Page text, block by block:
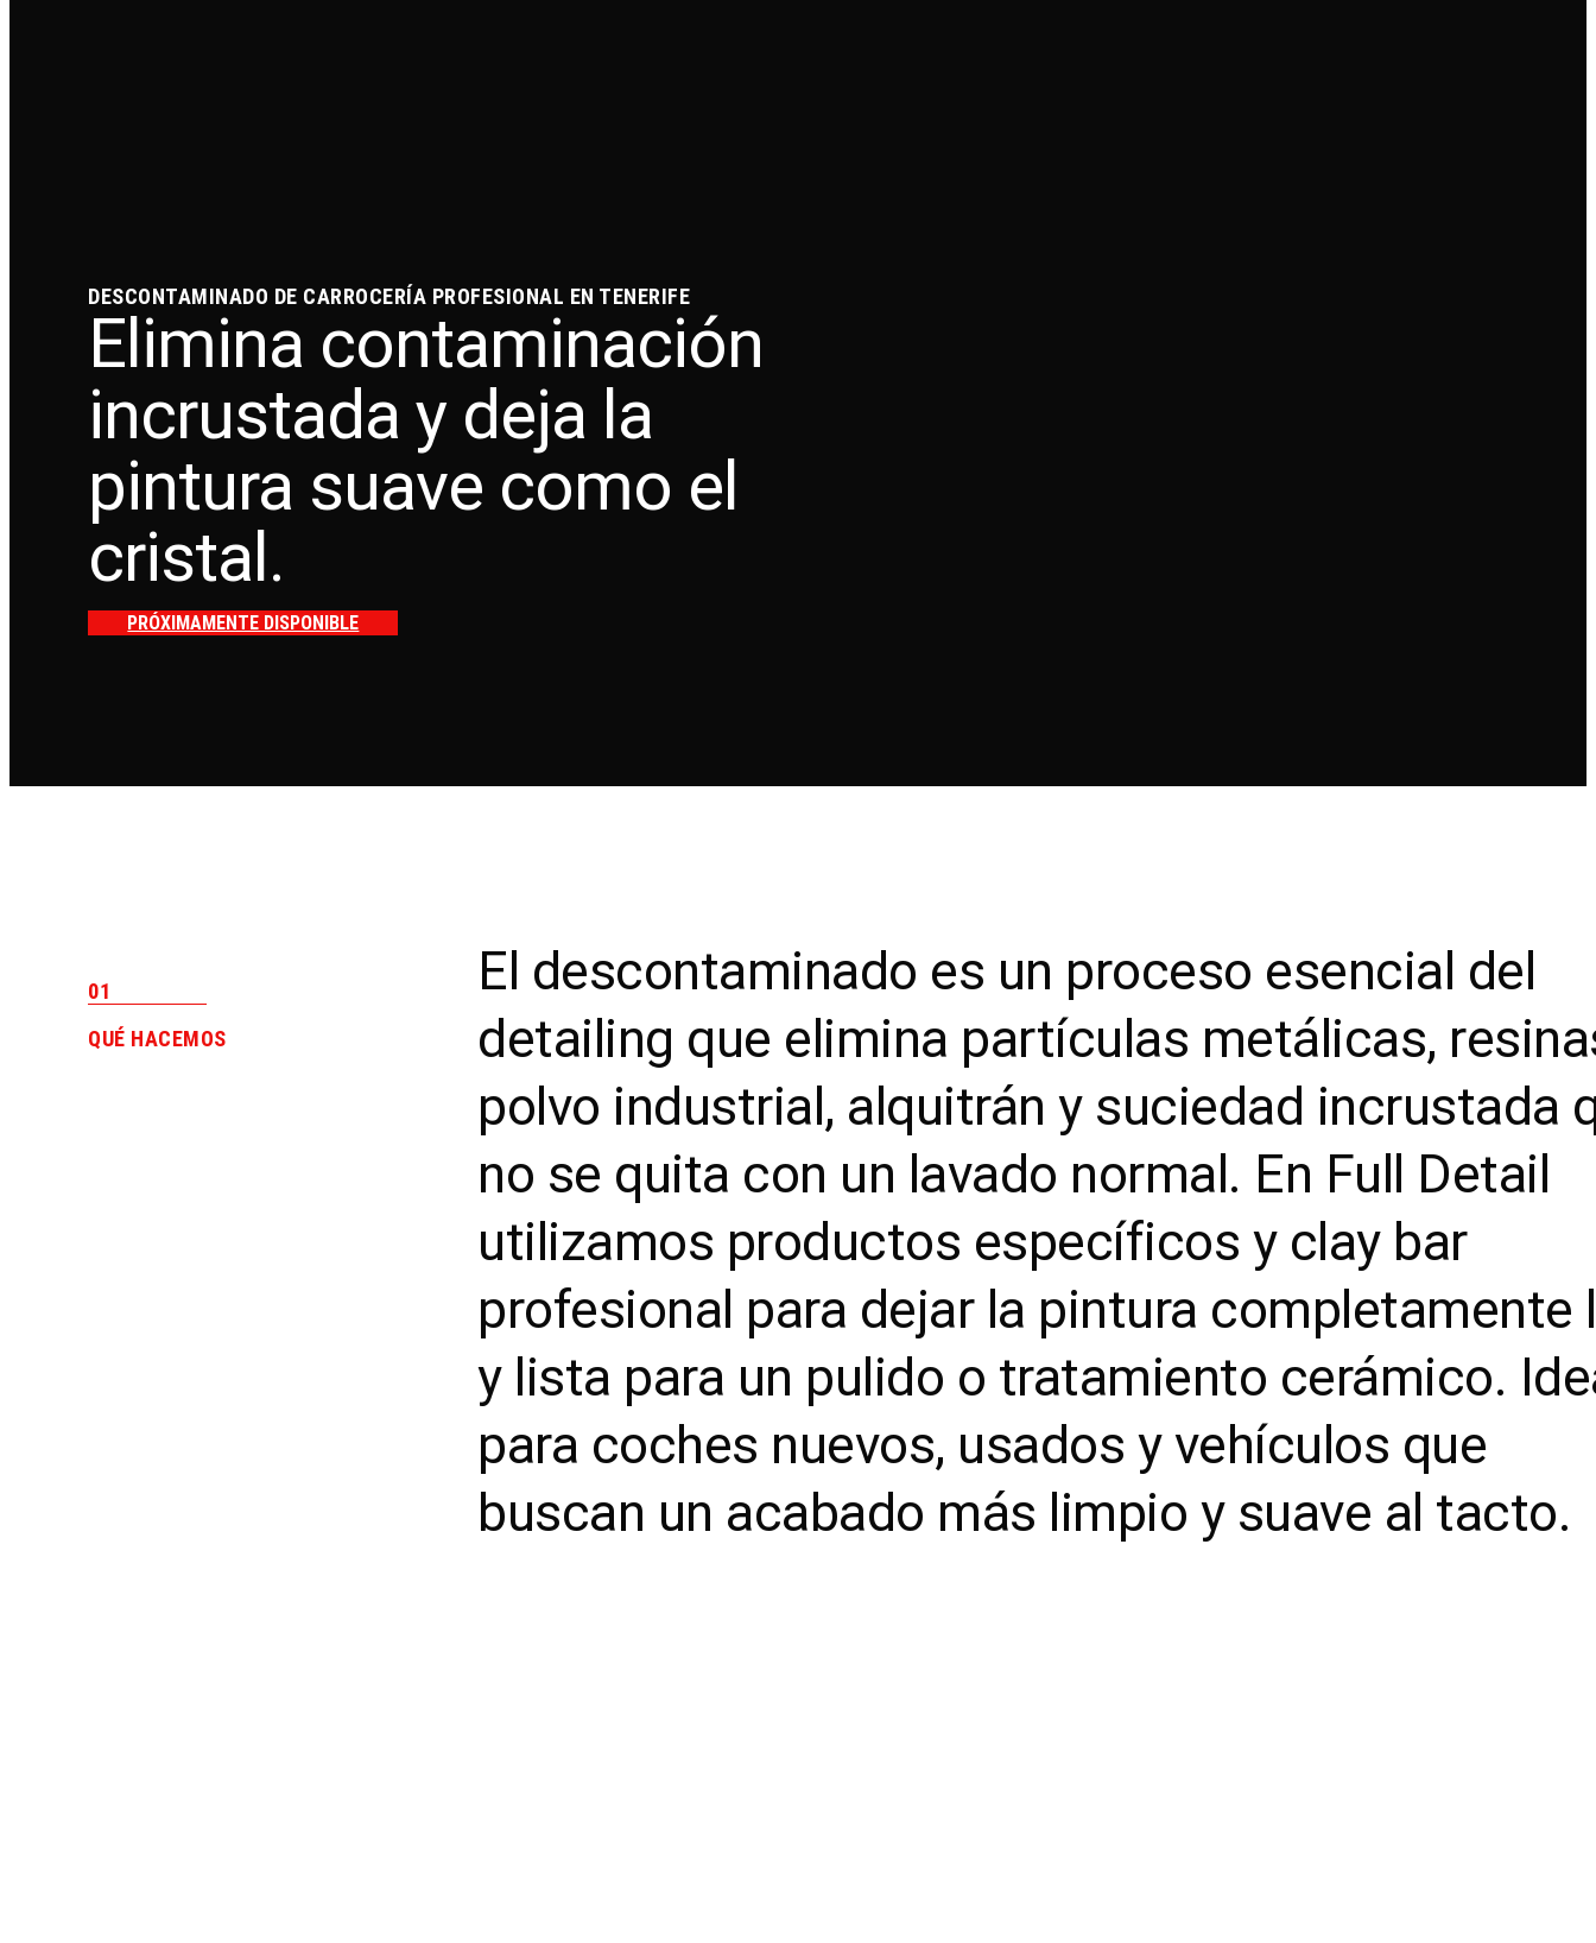
DESCONTAMINADO DE CARROCERÍA PROFESIONAL EN TENERIFE
Elimina contaminación
incrustada y deja la
pintura suave como el
cristal.
PRÓXIMAMENTE DISPONIBLE
01
QUÉ HACEMOS
El descontaminado es un proceso esencial del
detailing que elimina partículas metálicas,
polvo industrial, alquitrán y suciedad incrustada
no se quita con un lavado normal. En Full Detail
utilizamos productos específicos y clay bar
profesional para dejar la pintura completamente
y lista para un pulido o tratamiento cerámico.
para coches nuevos, usados y vehículos que
buscan un acabado más limpio y suave al tacto.